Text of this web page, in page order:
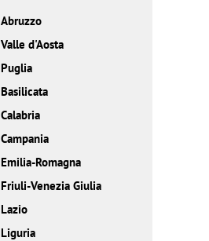
Abruzzo
Valle d'Aosta
Puglia
Basilicata
Calabria
Campania
Emilia-Romagna
Friuli-Venezia Giulia
Lazio
Liguria